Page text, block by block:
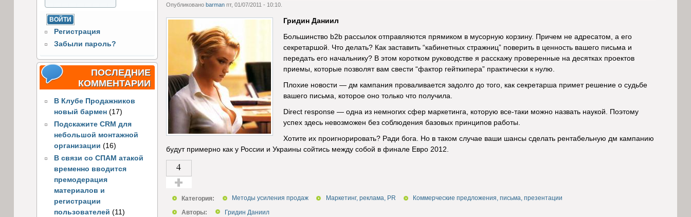
Регистрация
Забыли пароль?
ПОСЛЕДНИЕ
КОММЕНТАРИИ
В Клубе Продажников
новый бармен (17)
Подскажите CRM для
небольшой монтажной
организации (16)
В связи со СПАМ атакой
временно вводится
премодерация
материалов и
регистрации
пользователей (11)
Опубликовано barmanпт, 01/07/2011 - 10:10.
Гридин Даниил
Большинство b2b рассылок отправляются прямиком в мусорную корзину. Причем не адресатом, а его
секретаршой. Что делать? Как заставить “кабинетных стражниц” поверить в ценность вашего письма и
передать его начальнику? В этом коротком руководстве я расскажу проверенные на десятках проектов
приемы, которые позволят вам свести “фактор гейткипера” практически к нулю.
Плохие новости — дм кампания проваливается задолго до того, как секретарша примет решение о судьбе
вашего письма, которое оно только что получила.
Direct response — одна из немногих сфер маркетинга, которую все-таки можно назвать наукой. Поэтому
успех здесь невозможен без соблюдения базовых принципов работы.
Хотите их проигнорировать? Ради бога. Но в таком случае ваши шансы сделать рентабельную дм кампанию
будут примерно как у России и Украины сойтись между собой в финале Евро 2012.
4
Категория: Методы усиления продаж Маркетинг, реклама, PR
Коммерческие предложения, письма, презентации
Авторы:
Гридин Даниил